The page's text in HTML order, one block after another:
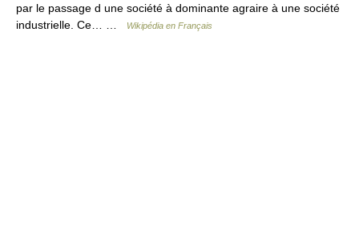
par le passage d une société à dominante agraire à une société
industrielle. Ce… …
Wikipédia en Français